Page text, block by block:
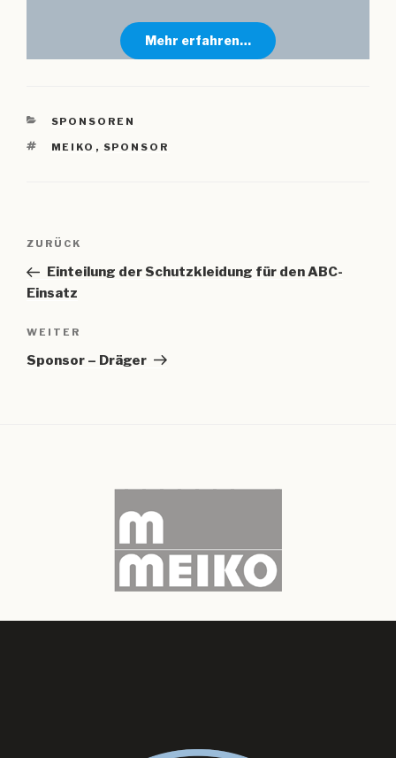
Mehr erfahren…
KATEGORIEN
SPONSOREN
SCHLAGWÖRTER
MEIKO , SPONSOR
Beitragsnavigation
Vorheriger
Beitrag
ZURÜCK
Einteilung der Schutzkleidung für den ABC-
Einsatz
Nächster
Beitrag
WEITER
Sponsor – Dräger